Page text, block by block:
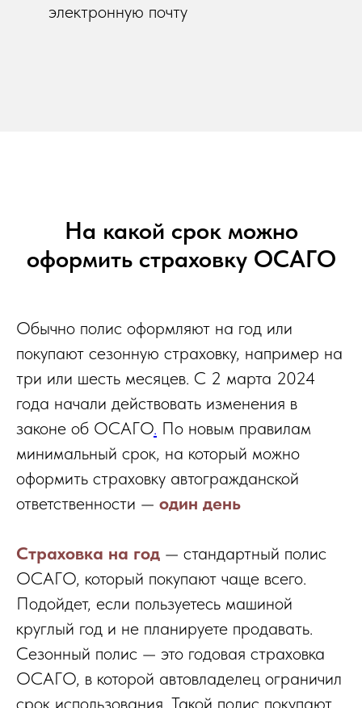
электронную почту
На какой срок можно
оформить страховку ОСАГО
Обычно полис оформляют на год или
покупают сезонную страховку, например на
три или шесть месяцев. С 2 марта 2024
года начали действовать изменения в
законе об ОСАГО. По новым правилам
минимальный срок, на который можно
оформить страховку автогражданской
ответственности — один день
Страховка на год — стандартный полис
ОСАГО, который покупают чаще всего.
Подойдет, если пользуетесь машиной
круглый год и не планируете продавать.
Сезонный полис — это годовая страховка
ОСАГО, в которой автовладелец ограничил
срок использования. Такой полис покупают,